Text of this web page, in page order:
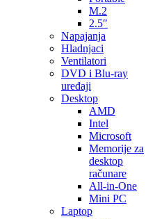
M.2
2.5″
Napajanja
Hladnjaci
Ventilatori
DVD i Blu-ray
uređaji
Desktop
AMD
Intel
Microsoft
Memorije za
desktop
računare
All-in-One
Mini PC
Laptop